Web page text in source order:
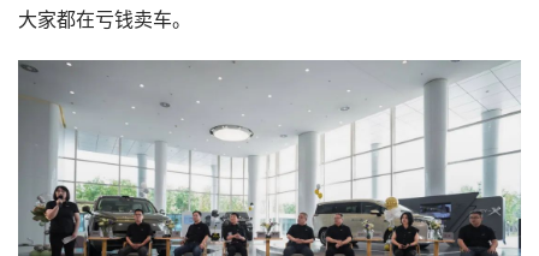
大家都在亏钱卖车。